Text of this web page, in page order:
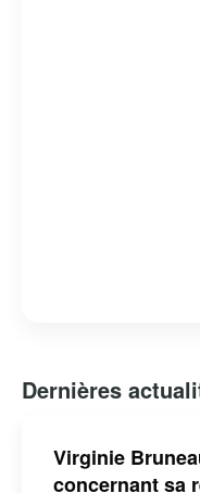
Dernières
Virginie
concernant sa